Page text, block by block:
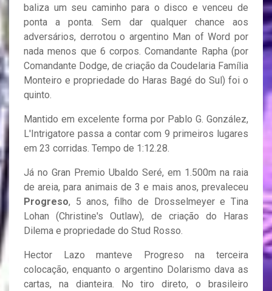
baliza um seu caminho para o disco e venceu de
ponta a ponta. Sem dar qualquer chance aos
adversários, derrotou o argentino Man of Word por
nada menos que 6 corpos. Comandante Rapha (por
Comandante Dodge, de criação da Coudelaria Família
Monteiro e propriedade do Haras Bagé do Sul) foi o
quinto.
Mantido em excelente forma por Pablo G. González,
L'Intrigatore passa a contar com 9 primeiros lugares
em 23 corridas. Tempo de 1:12.28.
Já no Gran Premio Ubaldo Seré, em 1.500m na raia
de areia, para animais de 3 e mais anos, prevaleceu
Progreso, 5 anos, filho de Drosselmeyer e Tina
Lohan (Christine's Outlaw), de criação do Haras
Dilema e propriedade do Stud Rosso.
Hector Lazo manteve Progreso na terceira
colocação, enquanto o argentino Dolarismo dava as
cartas, na dianteira. No tiro direto, o brasileiro